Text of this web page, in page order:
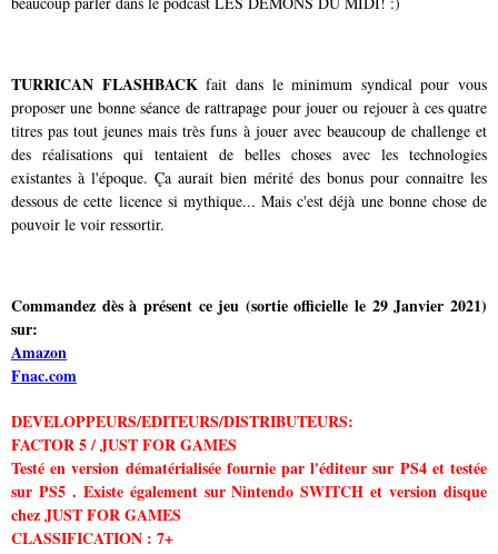
TURRICAN FLASHBACKfait dans le minimum syndical pour vous
proposer une bonne séance de rattrapage pour jouer ou rejouer à ces quatre
titres pas tout jeunes mais très funs à jouer avec beaucoup de challenge et
des réalisations qui tentaient de belles choses avec les technologies
existantes à l'époque. Ça aurait bien mérité des bonus pour connaitre les
dessous de cette licence si mythique... Mais c'est déjà une bonne chose de
pouvoir le voir ressortir.
Commandez dès à présent ce jeu (sortie officielle le 29 Janvier 2021)
sur:
Amazon
Fnac.com
DEVELOPPEURS/EDITEURS/DISTRIBUTEURS:
FACTOR 5 / JUST FOR GAMES
Testé en version dématérialisée fournie par l'éditeur sur PS4 et testée
sur PS5 . Existe également sur Nintendo SWITCH et version disque
chez JUST FOR GAMES
CLASSIFICATION : 7+